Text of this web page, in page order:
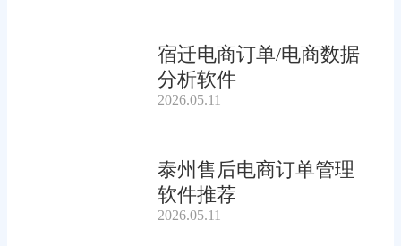
宿迁电商订单/电商数据
分析软件
2026.05.11
泰州售后电商订单管理
软件推荐
2026.05.11